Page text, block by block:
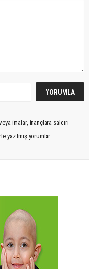
imalar, inançlara saldırı
yazılmış yorumlar